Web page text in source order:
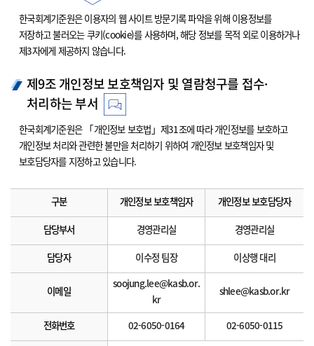
한국회계기준원은 이용자의 웹 사이트 방문기록 파악을 위해 이용정보를
저장하고 불러오는 쿠키(cookie)를 사용하며, 해당 정보를 목적 외로 이용하거나
제3자에게 제공하지 않습니다.
제9조 개인정보 보호책임자 및 열람청구를 접수·
처리하는 부서
한국회계기준원은 「개인정보 보호법」제31조에 따라 개인정보를 보호하고
개인정보 처리와 관련한 불만을 처리하기 위하여 개인정보 보호책임자 및
보호담당자를 지정하고 있습니다.
구분 개인정보 보호책임자 개인정보 보호담당자
담당부서 경영관리실 경영관리실
담당자 이수정 팀장 이상행 대리
이메일
soojung.lee@kasb.or.
kr
shlee@kasb.or.kr
전화번호 02-6050-0164 02-6050-0115